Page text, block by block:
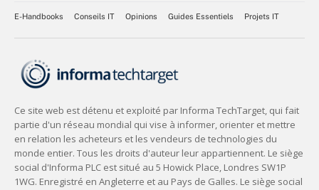
E-Handbooks Conseils IT Opinions Guides Essentiels Projets IT